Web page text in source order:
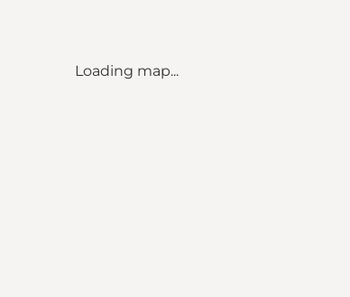
Loading map...